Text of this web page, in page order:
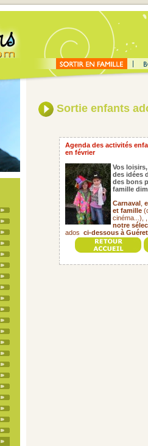
Sortie enfants
Agenda des activités
en février
Vos
des idées
des bons
famille
Carnaval
et famille
cinéma...),
notre
ados ci-dessous à